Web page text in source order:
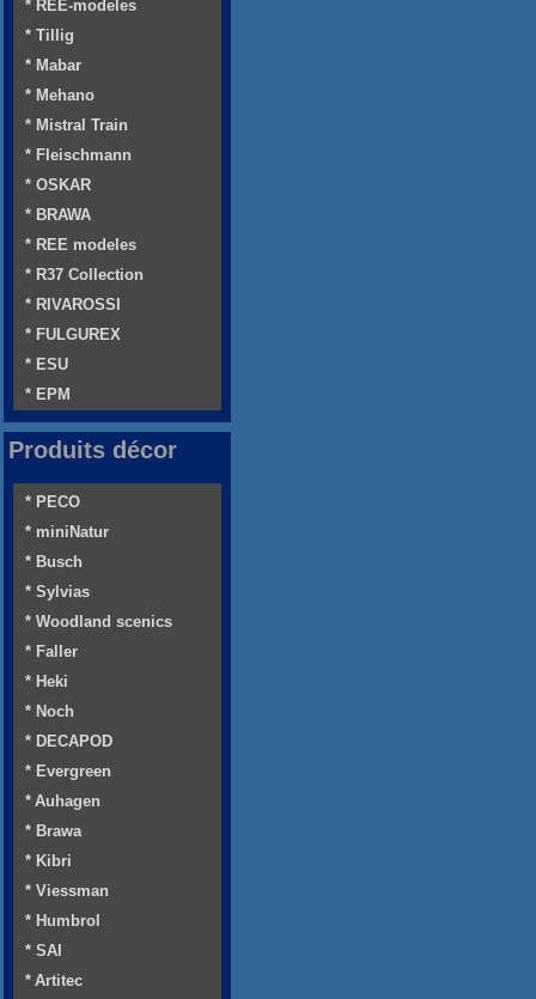
* REE-modeles
* Tillig
* Mabar
* Mehano
* Mistral Train
* Fleischmann
* OSKAR
* BRAWA
* REE modeles
* R37 Collection
* RIVAROSSI
* FULGUREX
* ESU
* EPM
Produits décor
* PECO
* miniNatur
* Busch
* Sylvias
* Woodland scenics
* Faller
* Heki
* Noch
* DECAPOD
* Evergreen
* Auhagen
* Brawa
* Kibri
* Viessman
* Humbrol
* SAI
* Artitec